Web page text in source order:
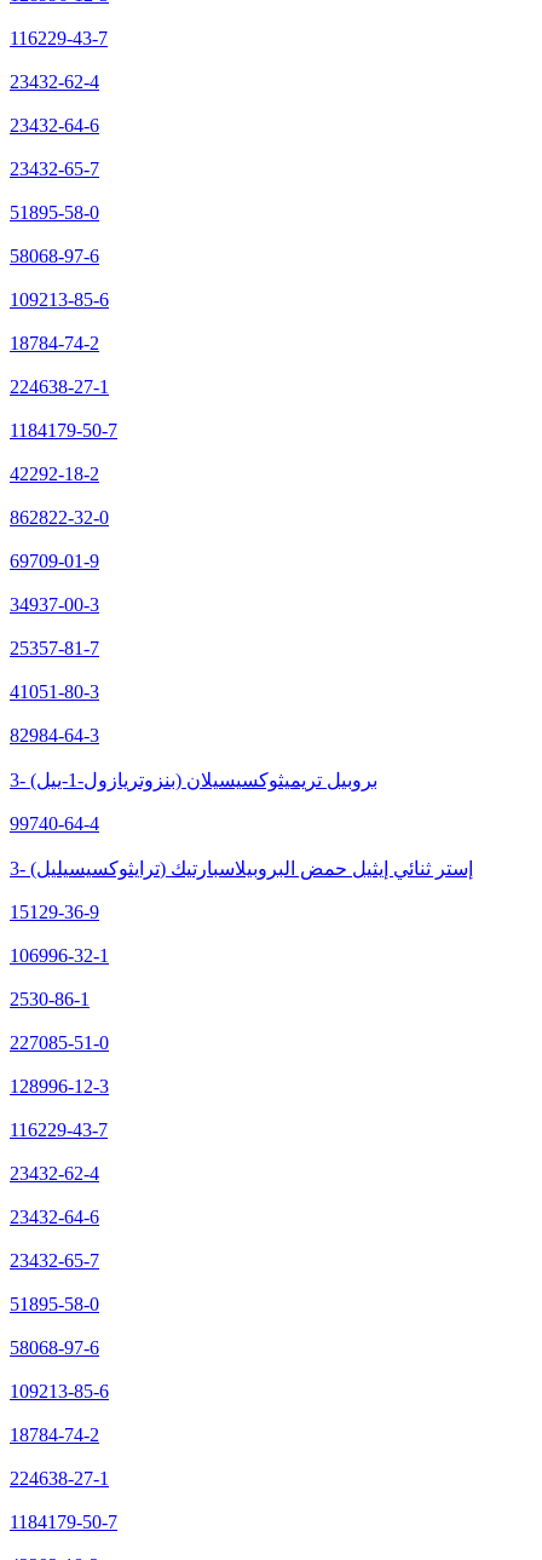
116229-43-7
23432-62-4
23432-64-6
23432-65-7
51895-58-0
58068-97-6
109213-85-6
18784-74-2
224638-27-1
1184179-50-7
42292-18-2
862822-32-0
69709-01-9
34937-00-3
25357-81-7
41051-80-3
82984-64-3
3- (بنزوتريازول-1-ييل) بروبيل تريميثوكسيسيلان
99740-64-4
3- (ترايثوكسيسيليل) إستر ثنائي إيثيل حمض البروبيلاسبارتيك
15129-36-9
106996-32-1
2530-86-1
227085-51-0
128996-12-3
116229-43-7
23432-62-4
23432-64-6
23432-65-7
51895-58-0
58068-97-6
109213-85-6
18784-74-2
224638-27-1
1184179-50-7